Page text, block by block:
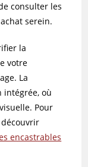
consulter les
serein.
la
votre
La
intégrée, où
Pour
encastrables